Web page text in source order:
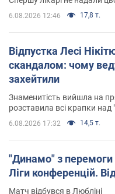
6.08.2026 12:46 17,8 т.
Відпустка Лесі
скандалом: чому
захейтили
Знаменитість вийшла на
розставила всі крапки над
6.08.2026 17:32 14,5 т.
"Динамо" з перемоги
Ліги конференцій.
Матч відбувся в Любліні